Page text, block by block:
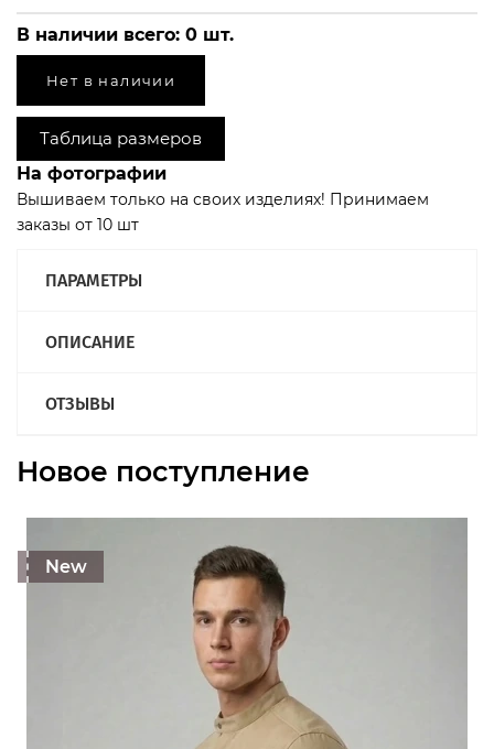
В наличии всего: 0 шт.
Нет в наличии
Таблица размеров
На фотографии
Вышиваем только на своих изделиях! Принимаем
заказы от 10 шт
ПАРАМЕТРЫ
ОПИСАНИЕ
ОТЗЫВЫ
Новое поступление
New